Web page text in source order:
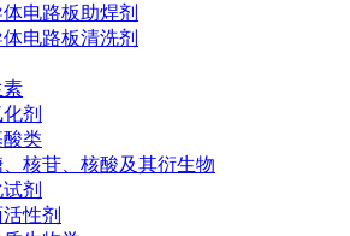
电路板助焊剂
电路板清洗剂
素
剂
类
核苷、核酸及其衍生物
剂
性剂